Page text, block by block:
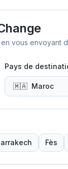
vous envoyant
Pays de
🇲🇦 Maroc
Fès